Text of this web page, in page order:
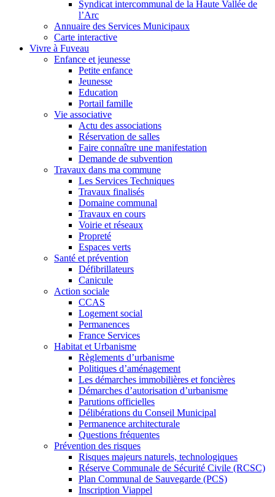
Syndicat intercommunal de la Haute Vallée de
l’Arc
Annuaire des Services Municipaux
Carte interactive
Vivre à Fuveau
Enfance et jeunesse
Petite enfance
Jeunesse
Education
Portail famille
Vie associative
Actu des associations
Réservation de salles
Faire connaître une manifestation
Demande de subvention
Travaux dans ma commune
Les Services Techniques
Travaux finalisés
Domaine communal
Travaux en cours
Voirie et réseaux
Propreté
Espaces verts
Santé et prévention
Défibrillateurs
Canicule
Action sociale
CCAS
Logement social
Permanences
France Services
Habitat et Urbanisme
Règlements d’urbanisme
Politiques d’aménagement
Les démarches immobilières et foncières
Démarches d’autorisation d’urbanisme
Parutions officielles
Délibérations du Conseil Municipal
Permanence architecturale
Questions fréquentes
Prévention des risques
Risques majeurs naturels, technologiques
Réserve Communale de Sécurité Civile (RCSC)
Plan Communal de Sauvegarde (PCS)
Inscription Viappel